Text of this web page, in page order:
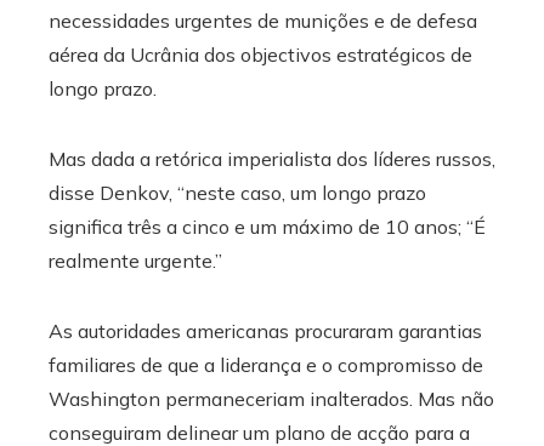
necessidades urgentes de munições e de defesa
aérea da Ucrânia dos objectivos estratégicos de
longo prazo.
Mas dada a retórica imperialista dos líderes russos,
disse Denkov, “neste caso, um longo prazo
significa três a cinco e um máximo de 10 anos; “É
realmente urgente.”
As autoridades americanas procuraram garantias
familiares de que a liderança e o compromisso de
Washington permaneceriam inalterados. Mas não
conseguiram delinear um plano de acção para a